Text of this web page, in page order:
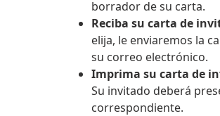
borrador de su carta.
Reciba su carta de
elija, le enviaremos la
su correo electrónico.
Imprima su carta de
Su invitado deberá
correspondiente.